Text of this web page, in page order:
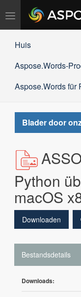
Navigation
umschalten
Huis
Aspose.Words-
Aspose.Words für
Blader door
Python
macOS
Downloaden
Bestandsdetails
Downloads: